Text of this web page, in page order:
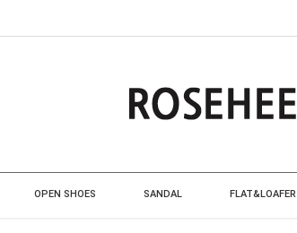
OPEN SHOES SANDAL FLAT&LOAFER